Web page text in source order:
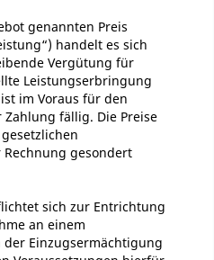
genannten Preis
handelt es sich
Vergütung für
Leistungserbringung
im Voraus für den
fällig. Die Preise
gesondert
sich zur Entrichtung
an einem
Einzugsermächtigung